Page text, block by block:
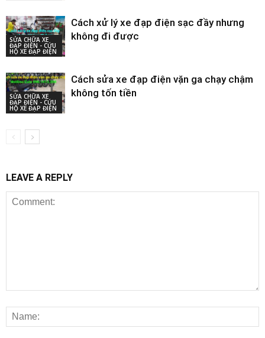
SỬA CHỮA XE
ĐẠP ĐIỆN - CỨU
HỘ XE ĐẠP ĐIỆN
Cách xử lý xe đạp điện sạc đầy nhưng
không đi được
SỬA CHỮA XE
ĐẠP ĐIỆN - CỨU
HỘ XE ĐẠP ĐIỆN
Cách sửa xe đạp điện vặn ga chạy chậm
không tốn tiền
LEAVE A REPLY